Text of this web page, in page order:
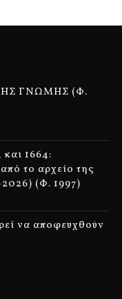
ΓΝΩΜΗΣ (Φ.
1664:
το αρχείο της
(Φ. 1997)
να αποφευχθούν